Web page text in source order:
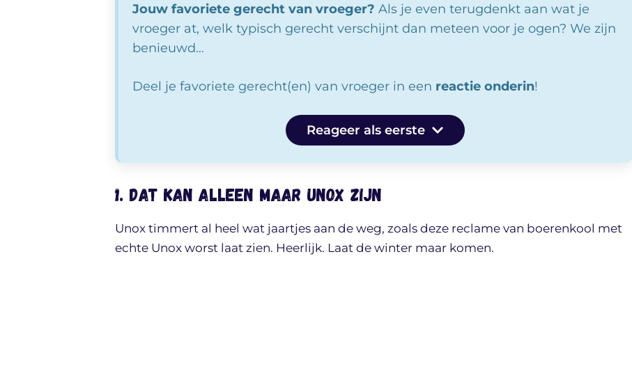
Jouw favoriete gerecht van vroeger? Als je even terugdenkt aan wat je
vroeger at, welk typisch gerecht verschijnt dan meteen voor je ogen? We zijn
benieuwd…
Deel je favoriete gerecht(en) van vroeger in een reactie onderin!
Reageer als eerste
1. Dat kan alleen maar Unox zijn
Unox timmert al heel wat jaartjes aan de weg, zoals deze reclame van boerenkool met
echte Unox worst laat zien. Heerlijk. Laat de winter maar komen.